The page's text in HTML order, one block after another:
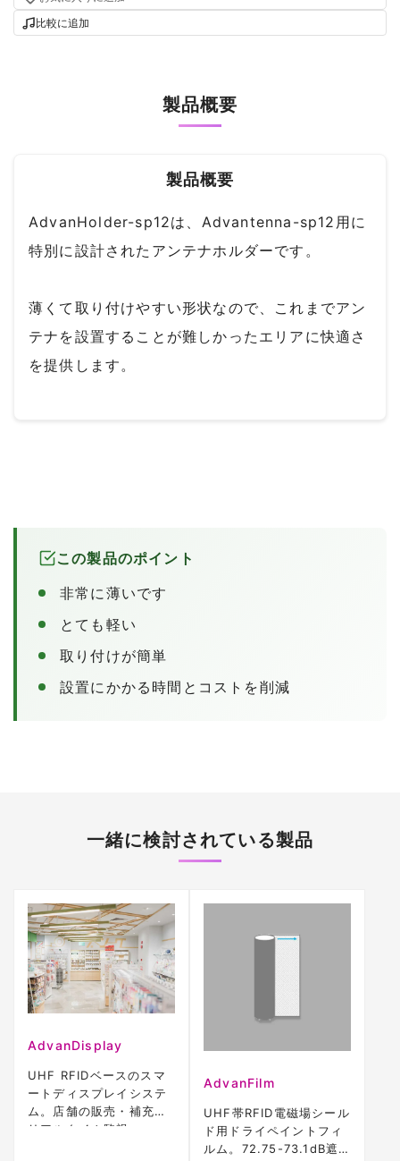
比較に追加
製品概要
製品概要
AdvanHolder-sp12は、Advantenna-sp12用に
特別に設計されたアンテナホルダーです。
薄くて取り付けやすい形状なので、これまでアン
テナを設置することが難しかったエリアに快適さ
を提供します。
この製品のポイント
非常に薄いです
とても軽い
取り付けが簡単
設置にかかる時間とコストを削減
一緒に検討されている製品
AdvanDisplay
UHF RFIDベースのスマ
ートディスプレイシステ
ム。店舗の販売・補充を
リアルタイム監視。
AdvanFilm
UHF帯RFID電磁場シール
ド用ドライペイントフィ
ルム。72.75-73.1dB遮